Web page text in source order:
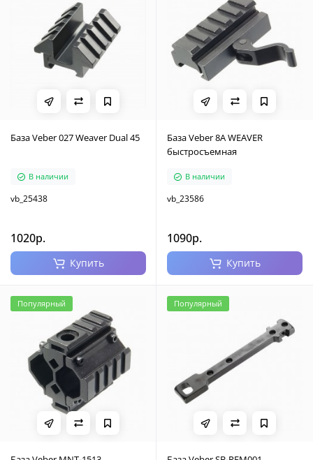
База Veber 027 Weaver Dual 45
В наличии
vb_25438
1020р.
Купить
База Veber 8A WEAVER
быстросъемная
В наличии
vb_23586
1090р.
Купить
Популярный Популярный